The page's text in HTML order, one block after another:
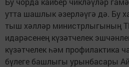
утта шашлык әзерләүгә дә. Бу
тыш хәлләр министрлыгының
идарәсенең күзәтчелек
күзәтчелек һәм профилактика
бүлеге башлыгы урынбасары